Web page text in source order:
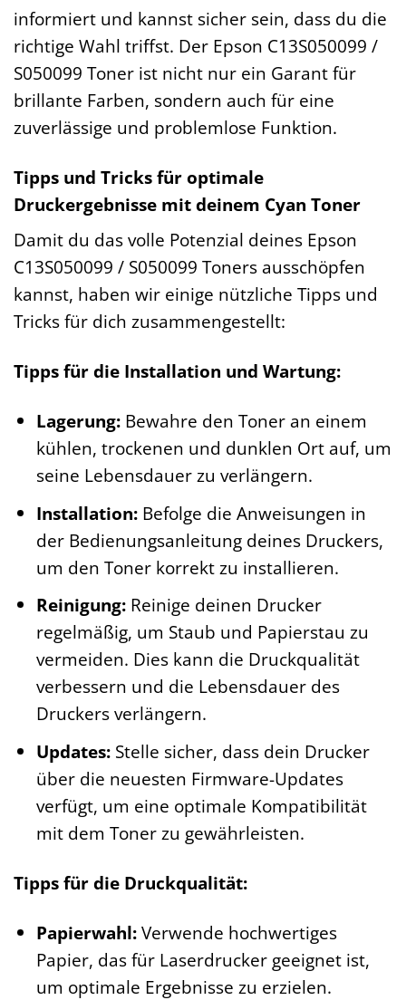
informiert und kannst sicher sein, dass du die
richtige Wahl triffst. Der Epson C13S050099 /
S050099 Toner ist nicht nur ein Garant für
brillante Farben, sondern auch für eine
zuverlässige und problemlose Funktion.
Tipps und Tricks für optimale
Druckergebnisse mit deinem Cyan Toner
Damit du das volle Potenzial deines Epson
C13S050099 / S050099 Toners ausschöpfen
kannst, haben wir einige nützliche Tipps und
Tricks für dich zusammengestellt:
Tipps für die Installation und Wartung:
Lagerung:Bewahre den Toner an einem
kühlen, trockenen und dunklen Ort auf, um
seine Lebensdauer zu verlängern.
Installation:Befolge die Anweisungen in
der Bedienungsanleitung deines Druckers,
um den Toner korrekt zu installieren.
Reinigung:Reinige deinen Drucker
regelmäßig, um Staub und Papierstau zu
vermeiden. Dies kann die Druckqualität
verbessern und die Lebensdauer des
Druckers verlängern.
Updates:Stelle sicher, dass dein Drucker
über die neuesten Firmware-Updates
verfügt, um eine optimale Kompatibilität
mit dem Toner zu gewährleisten.
Tipps für die Druckqualität:
Papierwahl:Verwende hochwertiges
Papier, das für Laserdrucker geeignet ist,
um optimale Ergebnisse zu erzielen.